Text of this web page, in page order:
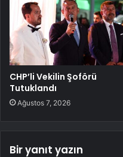
CHP’li Vekilin Şoförü
Tutuklandı
Ağustos 7, 2026
Bir yanıt yazın